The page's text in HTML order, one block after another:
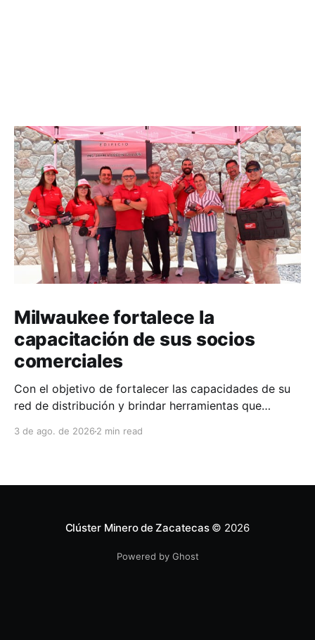
Milwaukee fortalece la
capacitación de sus socios
comerciales
Con el objetivo de fortalecer las capacidades de su
red de distribución y brindar herramientas que
técnico, Milwaukee llevó a cabo una capacitación
3 de ago. de 2026 2 min read
Clúster Minero de Zacatecas© 2026
Powered by Ghost